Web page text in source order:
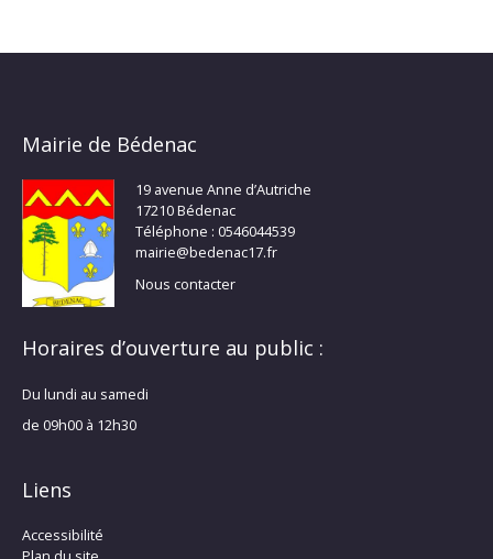
Mairie de Bédenac
19 avenue Anne d’Autriche
17210 Bédenac
Téléphone : 0546044539
mairie@bedenac17.fr
Nous contacter
Horaires d’ouverture au public :
Du lundi au samedi
de 09h00 à 12h30
Liens
Accessibilité